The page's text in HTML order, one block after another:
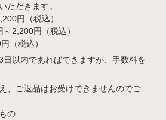
ただきます。
円（税込）
2,200円（税込）
（税込）
日以内であればできますが、手数料を
、ご返品はお受けできませんのでご
の